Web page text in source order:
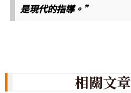
是現代的指導。”
相關文章